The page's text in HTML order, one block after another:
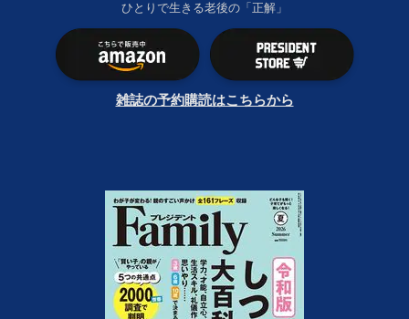
ひとりで生きる老後の「正解」
雑誌の予約購読はこちらから